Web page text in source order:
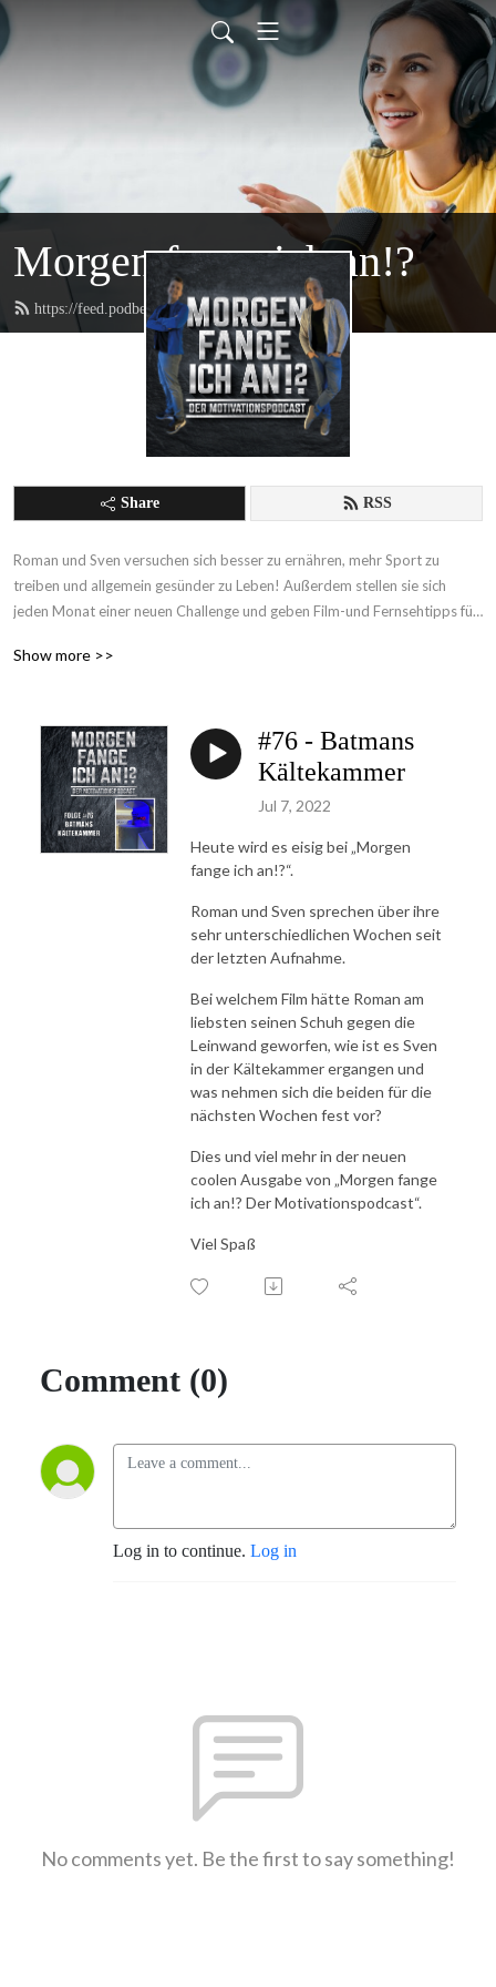
Morgen fange ich an!?
https://feed.podbean.com/mfia/feed.xml
Share RSS
Roman und Sven versuchen sich besser zu ernähren, mehr Sport zu
treiben und allgemein gesünder zu Leben! Außerdem stellen sie sich
jeden Monat einer neuen Challenge und geben Film-und Fernsehtipps für
erreichten Ziele gehört ebenso zum Podcast, wie die Analysieren der
Show more >>
#76 - Batmans
Kältekammer
Jul 7, 2022
Heute wird es eisig bei „Morgen
fange ich an!?“.
Roman und Sven sprechen über ihre
sehr unterschiedlichen Wochen seit
der letzten Aufnahme.
Bei welchem Film hätte Roman am
liebsten seinen Schuh gegen die
Leinwand geworfen, wie ist es Sven
in der Kältekammer ergangen und
was nehmen sich die beiden für die
nächsten Wochen fest vor?
Dies und viel mehr in der neuen
coolen Ausgabe von „Morgen fange
ich an!? Der Motivationspodcast“.
Viel Spaß
Comment (0)
Log in to continue. Log in
No comments yet. Be the first to say something!